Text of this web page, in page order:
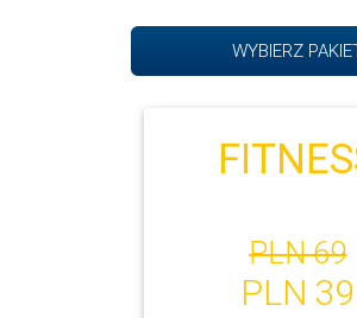
WYBIERZ
PLN 69
PLN 39